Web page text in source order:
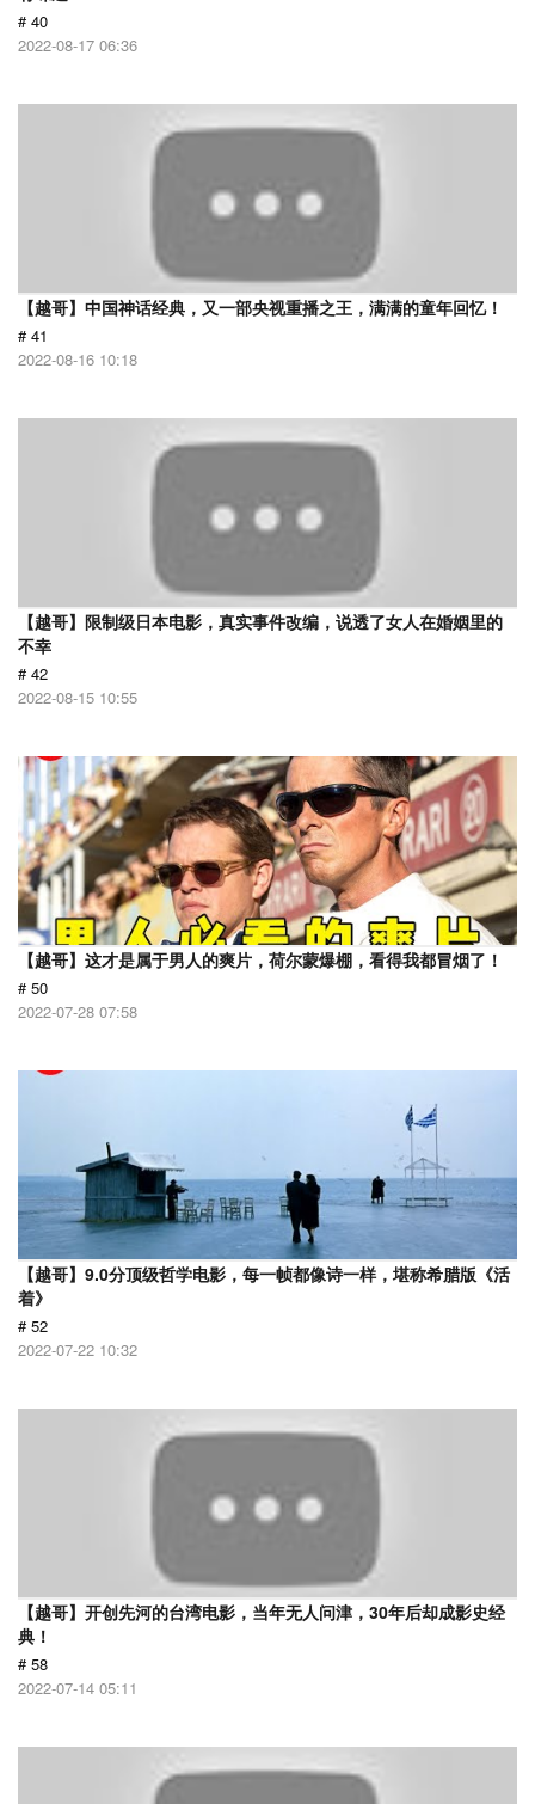
# 40
2022-08-17 06:36
【越哥】中国神话经典，又一部央视重播之王，满满的童年回忆！
# 41
2022-08-16 10:18
【越哥】限制级日本电影，真实事件改编，说透了女人在婚姻里的
不幸
# 42
2022-08-15 10:55
【越哥】这才是属于男人的爽片，荷尔蒙爆棚，看得我都冒烟了！
# 50
2022-07-28 07:58
【越哥】9.0分顶级哲学电影，每一帧都像诗一样，堪称希腊版《活
着》
# 52
2022-07-22 10:32
【越哥】开创先河的台湾电影，当年无人问津，30年后却成影史经
典！
# 58
2022-07-14 05:11